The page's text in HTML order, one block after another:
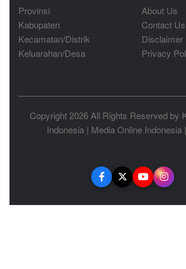
Provinsi
Kabupaten
Kecamatan/Distrik
Keluarahan/Desa
About Us
Contact Us
Disclaimer
Privacy
Copyright 2026 All Rights Reserved by
Indonesia| Media Online Indonesia|